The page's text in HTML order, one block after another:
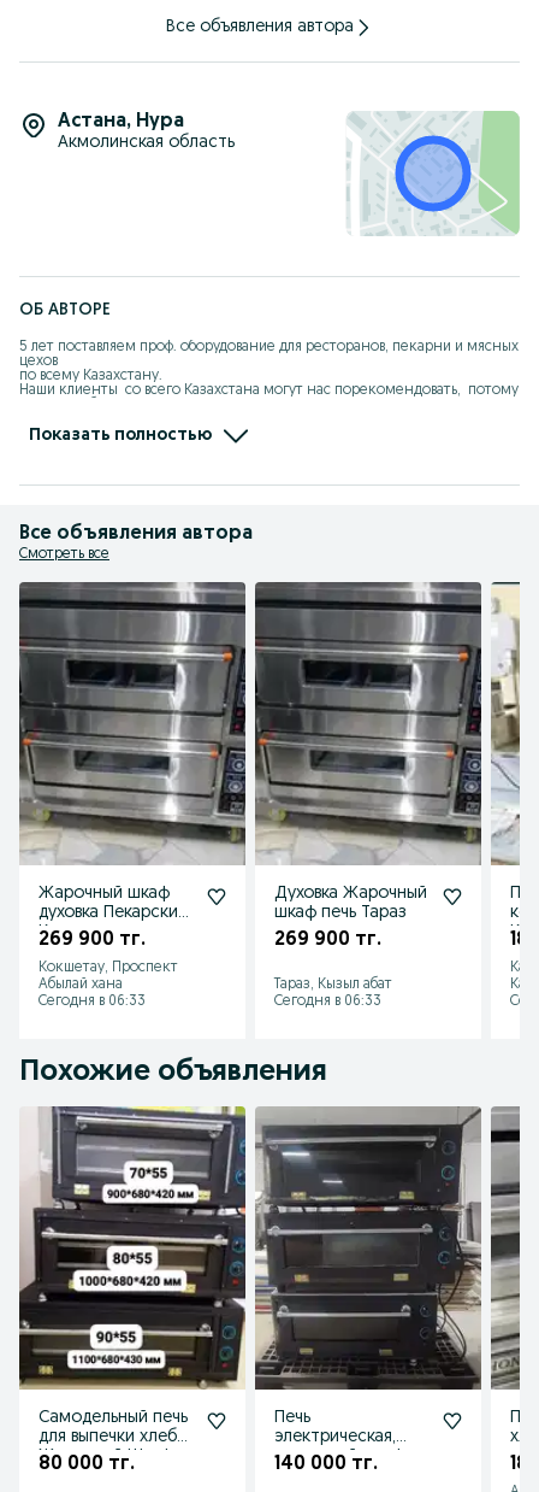
Все объявления автора
Астана, Нура
Акмолинская область
ОБ АВТОРЕ
5 лет поставляем проф. оборудование для ресторанов, пекарни и мясных
цехов
по всему Казахстану.
Наши клиенты  со всего Казахстана могут нас порекомендовать,  потому
С уважением,  директор компании ASTECH.KZ
Показать полностью
Все объявления автора
Смотреть все
Жарочный шкаф
духовка Пекарские
Кокшетау печь
плита
269 900 тг.
Кокшетау, Проспект
Абылай хана
Сегодня в 06:33
Духовка Жарочный
шкаф печь Тараз
269 900 тг.
Тараз, Кызыл абат
Сегодня в 06:33
Похожие объявления
Самодельный печь
для выпечки хлеба,
Жарочный Шкаф,
Печь, Тестомес
80 000 тг.
Печь
электрическая,
пекарский шкаф,
жарочный шкаф,
140 000 тг.